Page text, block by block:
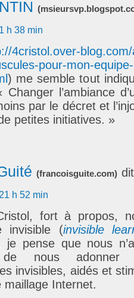
(
h 38 min
4cristol.over-
pour-mon-equipe-
) me semble tout
l’ambiance
par le décret et
petites initiatives. »
(francoisguite.com)
h 52 min
fort à propos,
invisible (invisible
je pense que nous
nous adonner
invisibles, aidés et
Internet.